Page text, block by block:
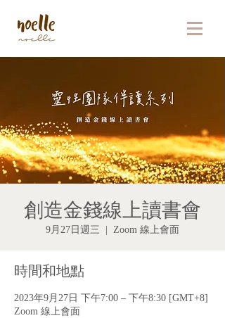
創造金錢線上讀書會
9月27日週三 Zoom 線上會面
時間和地點
2023年9月27日 下午7:00 – 下午8:30 [GMT+8]
Zoom 線上會面